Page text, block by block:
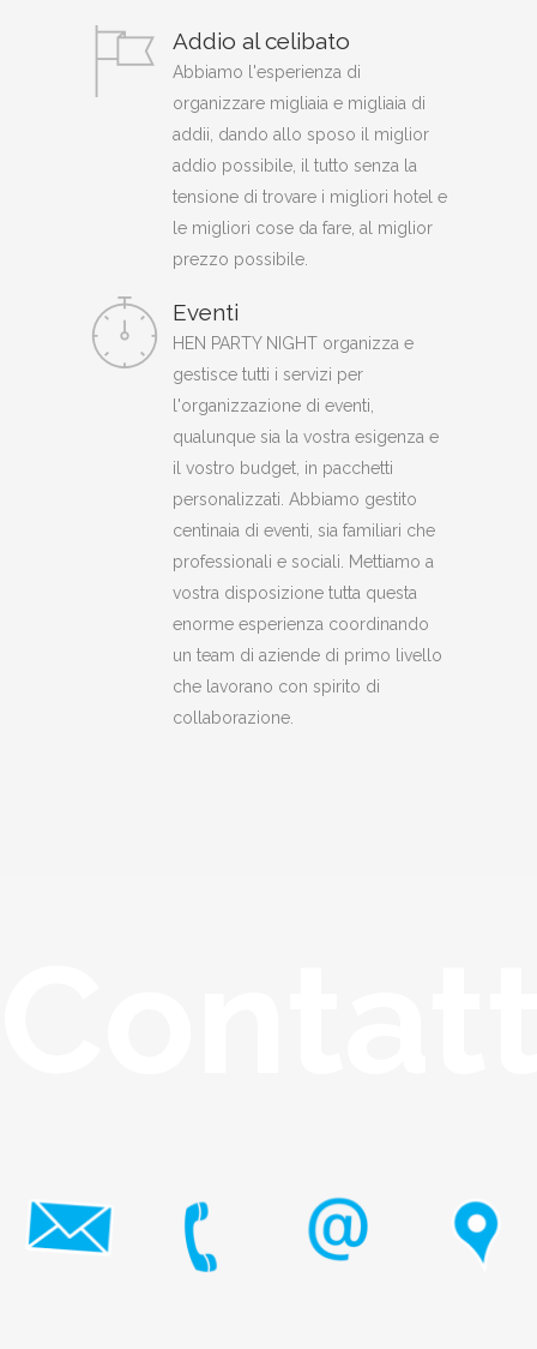
Addio al celibato
Abbiamo l'esperienza di
organizzare migliaia e migliaia di
addii, dando allo sposo il miglior
addio possibile, il tutto senza la
tensione di trovare i migliori hotel e
le migliori cose da fare, al miglior
prezzo possibile.
Eventi
HEN PARTY NIGHT organizza e
gestisce tutti i servizi per
l'organizzazione di eventi,
qualunque sia la vostra esigenza e
il vostro budget, in pacchetti
personalizzati. Abbiamo gestito
centinaia di eventi, sia familiari che
professionali e sociali. Mettiamo a
vostra disposizione tutta questa
enorme esperienza coordinando
un team di aziende di primo livello
che lavorano con spirito di
collaborazione.